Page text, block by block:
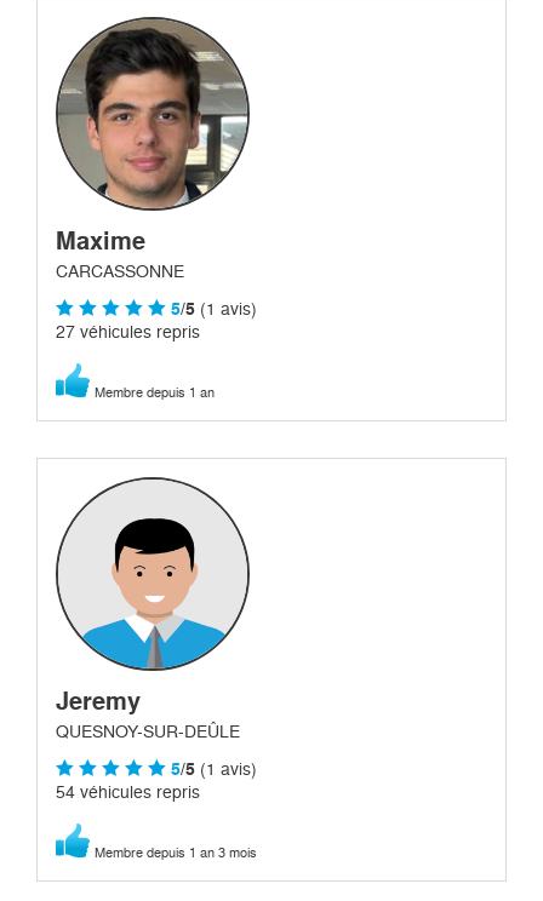
Maxime
CARCASSONNE
5/5 (1 avis)
27 véhicules repris
Membre depuis 1 an
Jeremy
QUESNOY-SUR-DEÛLE
5/5 (1 avis)
54 véhicules repris
Membre depuis 1 an 3 mois